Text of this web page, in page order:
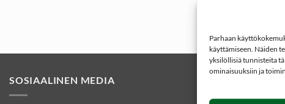
Parhaan
käyttämiseen. Näiden
yksilöllisiä tunnisteita
ominaisuuksiin ja
SOSIAALINEN MEDIA